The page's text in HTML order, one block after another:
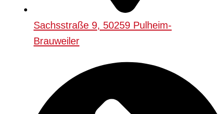
Sachsstraße 9, 50259 Pulheim-
Brauweiler